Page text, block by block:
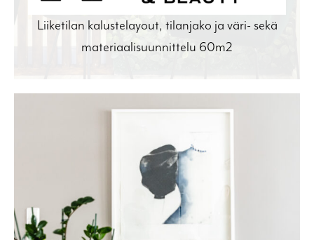
Liiketilan kalustelayout, tilanjako ja väri- sekä
materiaalisuunnittelu 60m2